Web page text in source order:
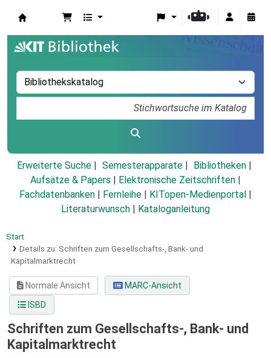
Erweiterte Suche Semesterapparate
Bibliotheken
Aufsätze & Papers
Elektronische Zeitschriften
Fachdatenbanken
Fernleihe KITopen-Medienportal
Literaturwunsch
Kataloganleitung
Start
Details zu: Schriften zum Gesellschafts-, Bank- und
Kapitalmarktrecht
Normale Ansicht
MARC-Ansicht
ISBD
Schriften zum Gesellschafts-, Bank- und
Kapitalmarktrecht